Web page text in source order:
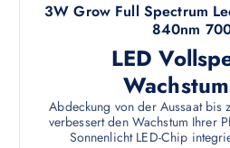
3W Grow Full Spectrum
840nm
LED
Abdeckung von der Aussaat bis
verbessert den Wachstum Ihrer
Sonnenlicht LED-Chip